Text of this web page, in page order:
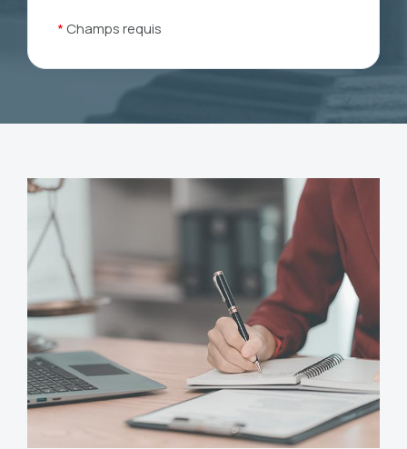
* Champs requis